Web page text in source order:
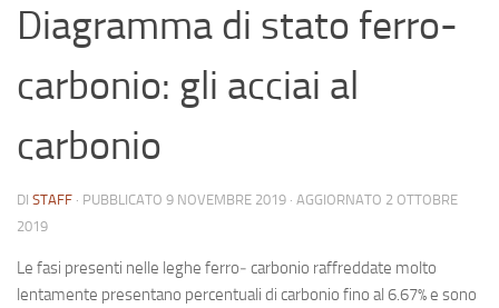
Diagramma di stato ferro-
carbonio: gli acciai al
carbonio
DI STAFF · PUBBLICATO 9 NOVEMBRE 2019 · AGGIORNATO 2 OTTOBRE
2019
Le fasi presenti nelle leghe ferro‐ carbonio raffreddate molto
lentamente presentano percentuali di carbonio fino al 6.67% e sono